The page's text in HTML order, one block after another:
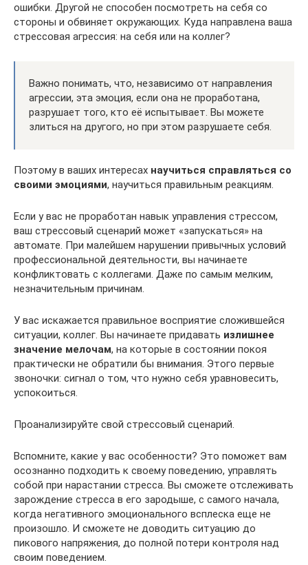
ошибки. Другой не способен посмотреть на себя со
стороны и обвиняет окружающих. Куда направлена ваша
стрессовая агрессия: на себя или на коллег?
Важно понимать, что, независимо от направления
агрессии, эта эмоция, если она не проработана,
разрушает того, кто её испытывает. Вы можете
злиться на другого, но при этом разрушаете себя.
Поэтому в ваших интересах научиться справляться со
своими эмоциями, научиться правильным реакциям.
Если у вас не проработан навык управления стрессом,
ваш стрессовый сценарий может «запускаться» на
автомате. При малейшем нарушении привычных условий
профессиональной деятельности, вы начинаете
конфликтовать с коллегами. Даже по самым мелким,
незначительным причинам.
У вас искажается правильное восприятие сложившейся
ситуации, коллег. Вы начинаете придавать излишнее
значение мелочам, на которые в состоянии покоя
практически не обратили бы внимания. Этого первые
звоночки: сигнал о том, что нужно себя уравновесить,
успокоиться.
Проанализируйте свой стрессовый сценарий.
Вспомните, какие у вас особенности? Это поможет вам
осознанно подходить к своему поведению, управлять
собой при нарастании стресса. Вы сможете отслеживать
зарождение стресса в его зародыше, с самого начала,
когда негативного эмоционального всплеска еще не
произошло. И сможете не доводить ситуацию до
пикового напряжения, до полной потери контроля над
своим поведением.